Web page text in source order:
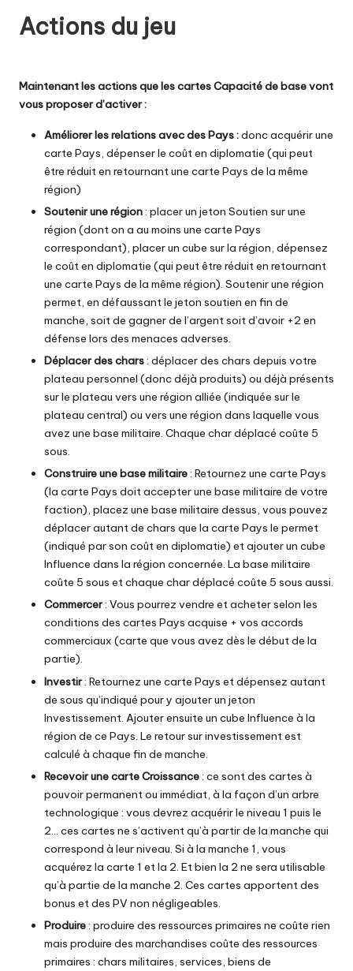
Actions du jeu
Maintenant les actions que les cartes Capacité de base vont
vous proposer d’activer :
Améliorer les relations avec des Pays :donc acquérir une
carte Pays, dépenser le coût en diplomatie (qui peut
être réduit en retournant une carte Pays de la même
région)
Soutenir une région: placer un jeton Soutien sur une
région (dont on a au moins une carte Pays
correspondant), placer un cube sur la région, dépensez
le coût en diplomatie (qui peut être réduit en retournant
une carte Pays de la même région). Soutenir une région
permet, en défaussant le jeton soutien en fin de
manche, soit de gagner de l’argent soit d’avoir +2 en
défense lors des menaces adverses.
Déplacer des chars: déplacer des chars depuis votre
plateau personnel (donc déjà produits) ou déjà présents
sur le plateau vers une région alliée (indiquée sur le
plateau central) ou vers une région dans laquelle vous
avez une base militaire. Chaque char déplacé coûte 5
sous.
Construire une base militaire: Retournez une carte Pays
(la carte Pays doit accepter une base militaire de votre
faction), placez une base militaire dessus, vous pouvez
déplacer autant de chars que la carte Pays le permet
(indiqué par son coût en diplomatie) et ajouter un cube
Influence dans la région concernée. La base militaire
coûte 5 sous et chaque char déplacé coûte 5 sous aussi.
Commercer: Vous pourrez vendre et acheter selon les
conditions des cartes Pays acquise + vos accords
commerciaux (carte que vous avez dès le début de la
partie).
Investir: Retournez une carte Pays et dépensez autant
de sous qu’indiqué pour y ajouter un jeton
Investissement. Ajouter ensuite un cube Influence à la
région de ce Pays. Le retour sur investissement est
calculé à chaque fin de manche.
Recevoir une carte Croissance: ce sont des cartes à
pouvoir permanent ou immédiat, à la façon d’un arbre
technologique : vous devrez acquérir le niveau 1 puis le
2… ces cartes ne s’activent qu’à partir de la manche qui
correspond à leur niveau. Si à la manche 1, vous
acquérez la carte 1 et la 2. Et bien la 2 ne sera utilisable
qu’à partie de la manche 2. Ces cartes apportent des
bonus et des PV non négligeables.
Produire: produire des ressources primaires ne coûte rien
mais produire des marchandises coûte des ressources
primaires : chars militaires, services, biens de